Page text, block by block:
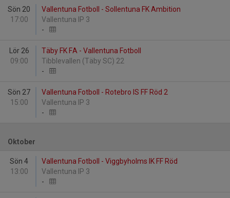
Sön 20
17:00
Vallentuna Fotboll - Sollentuna FK Ambition
Vallentuna IP 3
-
Lör 26
09:00
Täby FK FA - Vallentuna Fotboll
Tibblevallen (Täby SC) 22
-
Sön 27
15:00
Vallentuna Fotboll - Rotebro IS FF Röd 2
Vallentuna IP 3
-
Oktober
Sön 4
13:00
Vallentuna Fotboll - Viggbyholms IK FF Röd
Vallentuna IP 3
-